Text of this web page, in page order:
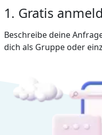
1. Gratis
Beschreibe deine
dich als Gruppe oder